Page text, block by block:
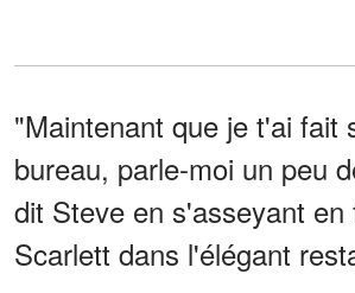
"Maintenant que je t'ai fait
bureau, parle-moi un peu
dit Steve en s'asseyant en
Scarlett dans l'élégant